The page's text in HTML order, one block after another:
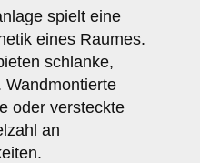
spielt eine
eines Raumes.
schlanke,
Wandmontierte
oder versteckte
an